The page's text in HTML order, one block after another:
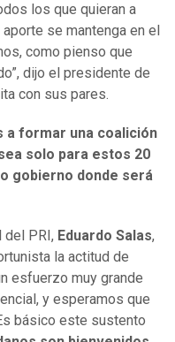
los que quieran a
se mantenga en el
como pienso que
dijo el presidente de
con sus pares.
a formar una coalición
solo para estos 20
gobierno donde será
del PRI, Eduardo Salas,
la actitud de
esfuerzo muy grande
y esperamos que
básico este sustento